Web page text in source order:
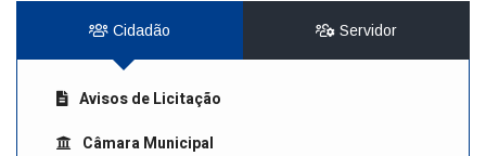
Cidadão Servidor
Avisos de Licitação
Câmara Municipal